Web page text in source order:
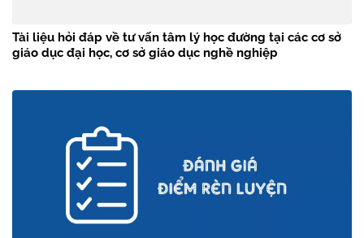
Tài liệu hỏi đáp về tư vấn tâm lý học đường tại các cơ sở
giáo dục đại học, cơ sở giáo dục nghề nghiệp